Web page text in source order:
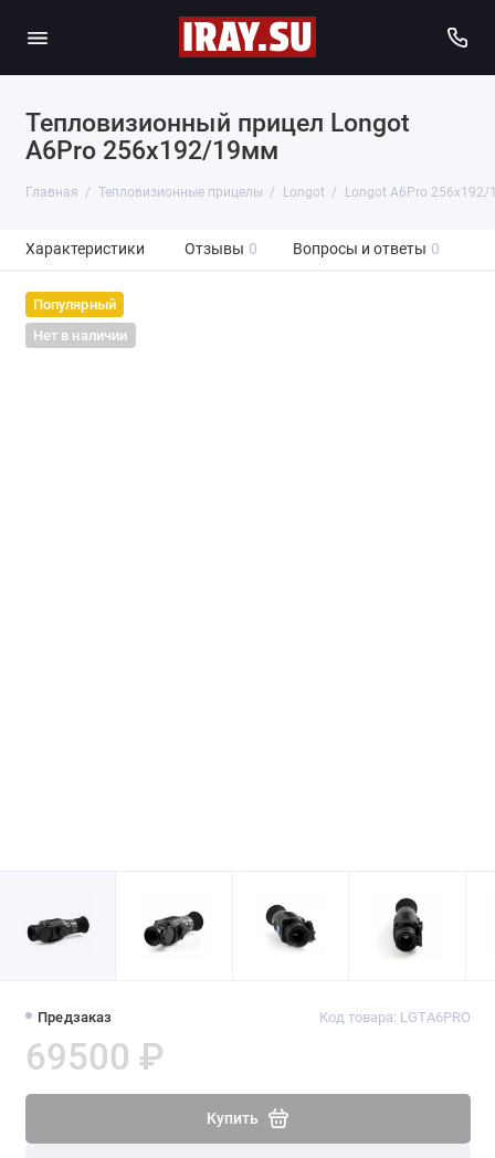
Тепловизионный прицел Longot
A6Pro 256x192/19мм
Главная Тепловизионные прицелы Longot Longot A6Pro
Характеристики Отзывы 0 Вопросы и ответы 0
Популярный
Нет в наличии
Предзаказ Код товара: LGTA6PRO
69500 ₽
Купить